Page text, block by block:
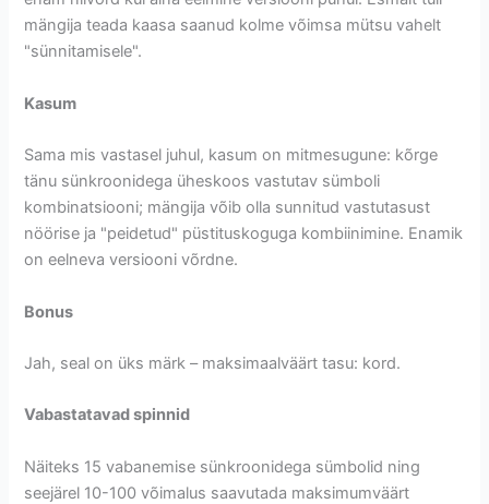
mängija teada kaasa saanud kolme võimsa mütsu vahelt
"sünnitamisele".
Kasum
Sama mis vastasel juhul, kasum on mitmesugune: kõrge
tänu sünkroonidega üheskoos vastutav sümboli
kombinatsiooni; mängija võib olla sunnitud vastutasust
nöörise ja "peidetud" püstituskoguga kombiinimine. Enamik
on eelneva versiooni võrdne.
Bonus
Jah, seal on üks märk – maksimaalväärt tasu: kord.
Vabastatavad spinnid
Näiteks 15 vabanemise sünkroonidega sümbolid ning
seejärel 10-100 võimalus saavutada maksimumväärt